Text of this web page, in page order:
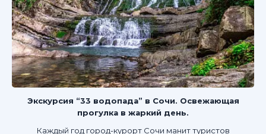
Экскурсия “33 водопада” в Сочи. Освежающая
прогулка в жаркий день.
Каждый год город-курорт Сочи манит туристов